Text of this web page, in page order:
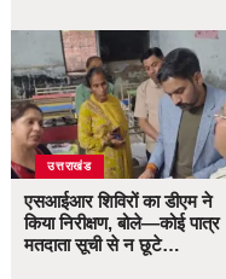
उत्तराखंड
एसआईआर शिविरों का डीएम ने
किया निरीक्षण, बोले—कोई पात्र
मतदाता सूची से न छूटे…